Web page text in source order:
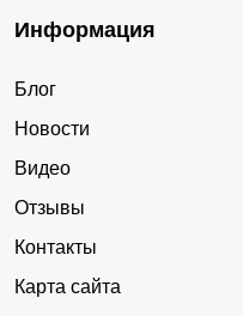
Информация
Блог
Новости
Видео
Отзывы
Контакты
Карта сайта